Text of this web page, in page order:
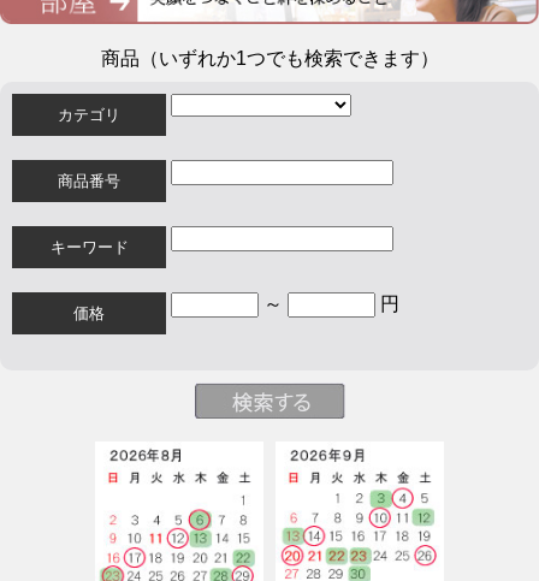
商品（いずれか1つでも検索できます）
カテゴリ
商品番号
キーワード
価格 ～ 円